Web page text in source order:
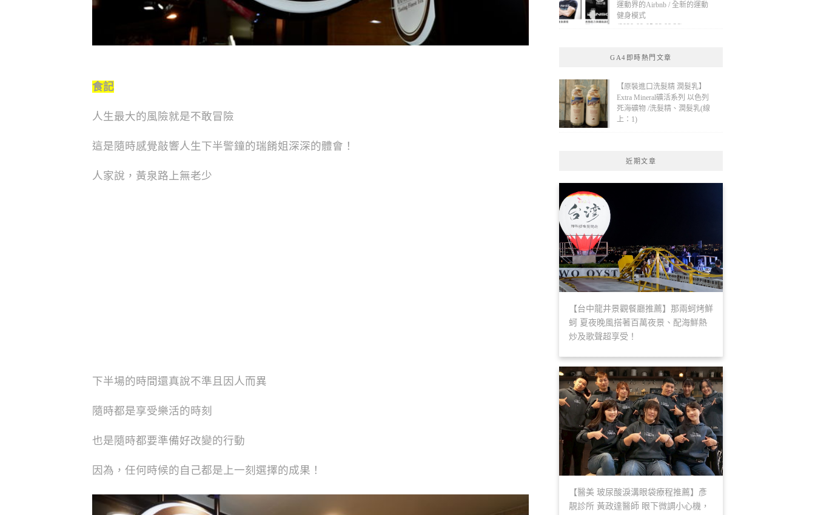
食記
人生最大的風險就是不敢冒險
這是隨時感覺敲響人生下半警鐘的瑞餚姐 深深的體會！
人家說，黃泉路上無老少
下半場的時間還真說不準且因人而異
隨時都是享受樂活的時刻
也是隨時都要準備好改變的行動
因為，任何時候的自己都是上一刻選擇的成果！
運動界的Airbnb / 全新的運動
健身模式
(2020-09-05 22:08:36)
GA4即時熱門文章
【原裝進口洗髮精 潤髮乳】
Extra Mineral礦活系列 以色列
死海礦物 /洗髮精、潤髮乳(線
上：1)
近期文章
【台中龍井景觀餐廳推薦】那兩蚵烤鮮
蚵 夏夜晚風搭著百萬夜景、配海鮮熱
炒及歌聲超享受！
【醫美 玻尿酸淚溝眼袋療程推薦】彥
靚診所 黃政達醫師 眼下微調小心機，